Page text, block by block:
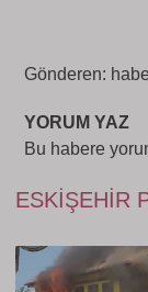
Gönderen:
YORUM YAZ
Bu habere
ESKIŞEHIR